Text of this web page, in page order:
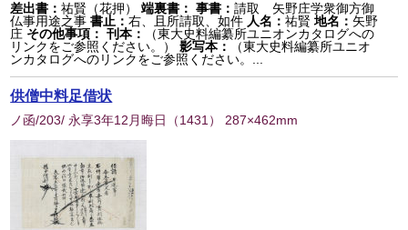
差出書：祐賢（花押） 端裏書： 事書：請取 矢野庄学衆御方御
仏事用途之事 書止：右、且所請取、如件 人名：祐賢 地名： 矢野
庄 その他事項： 刊本：
（東大史料編纂所ユニオンカタログへの
リンクをご参照ください。）
影写本：
（東大史料編纂所ユニオ
ンカタログへのリンクをご参照ください。...
供僧中料足借状
ノ函/203/ 永享3年12月晦日 （1431 ） 287×462mm